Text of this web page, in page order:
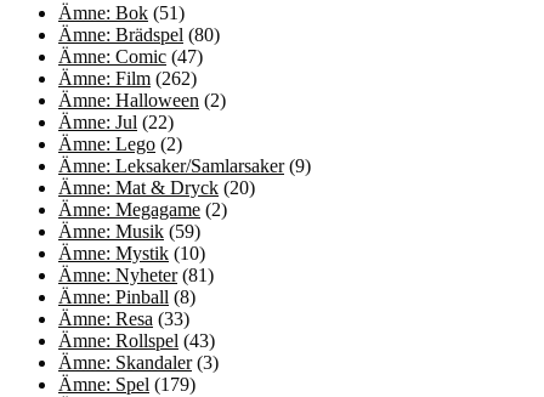
Ämne: Bok (51)
Ämne: Brädspel (80)
Ämne: Comic (47)
Ämne: Film (262)
Ämne: Halloween (2)
Ämne: Jul (22)
Ämne: Lego (2)
Ämne: Leksaker/Samlarsaker(9)
Ämne: Mat & Dryck (20)
Ämne: Megagame (2)
Ämne: Musik (59)
Ämne: Mystik (10)
Ämne: Nyheter(81)
Ämne: Pinball (8)
Ämne: Resa (33)
Ämne: Rollspel (43)
Ämne: Skandaler(3)
Ämne: Spel (179)